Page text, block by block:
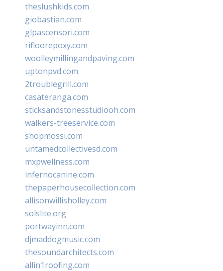
theslushkids.com
giobastian.com
glpascensori.com
rifloorepoxy.com
woolleymillingandpaving.com
uptonpvd.com
2troublegrill.com
casateranga.com
sticksandstonesstudiooh.com
walkers-treeservice.com
shopmossi.com
untamedcollectivesd.com
mxpwellness.com
infernocanine.com
thepaperhousecollection.com
allisonwillisholley.com
solslite.org
portwayinn.com
djmaddogmusic.com
thesoundarchitects.com
allin1roofing.com